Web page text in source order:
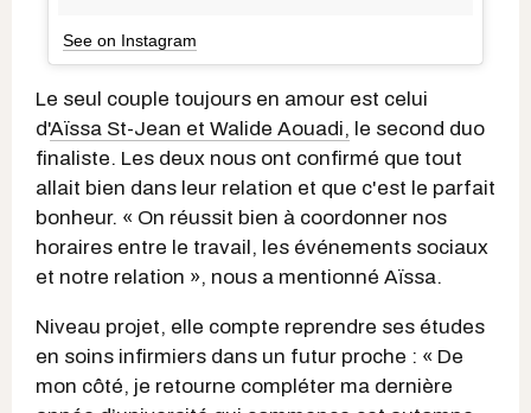
See on Instagram
Le seul couple toujours en amour est celui
d'Aïssa St-Jean et Walide Aouadi, le second duo
finaliste. Les deux nous ont confirmé que tout
allait bien dans leur relation et que c'est le parfait
bonheur. « On réussit bien à coordonner nos
horaires entre le travail, les événements sociaux
et notre relation », nous a mentionné Aïssa.
Niveau projet, elle compte reprendre ses études
en soins infirmiers dans un futur proche : « De
mon côté, je retourne compléter ma dernière